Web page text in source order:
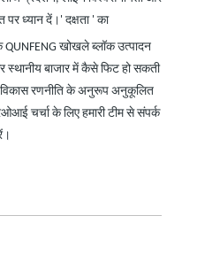
पर ध्यान दें। ' दक्षता ' का
खोखले ब्लॉक उत्पादन
स्थानीय बाजार में कैसे फिट हो सकती
विकास रणनीति के अनुरूप अनुकूलित
चर्चा के लिए हमारी टीम से संपर्क